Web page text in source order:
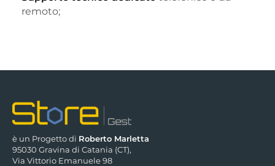
remoto;
è un Progetto di Roberto Marletta
95030 Gravina di Catania (CT),
Via Vittorio Emanuele 98